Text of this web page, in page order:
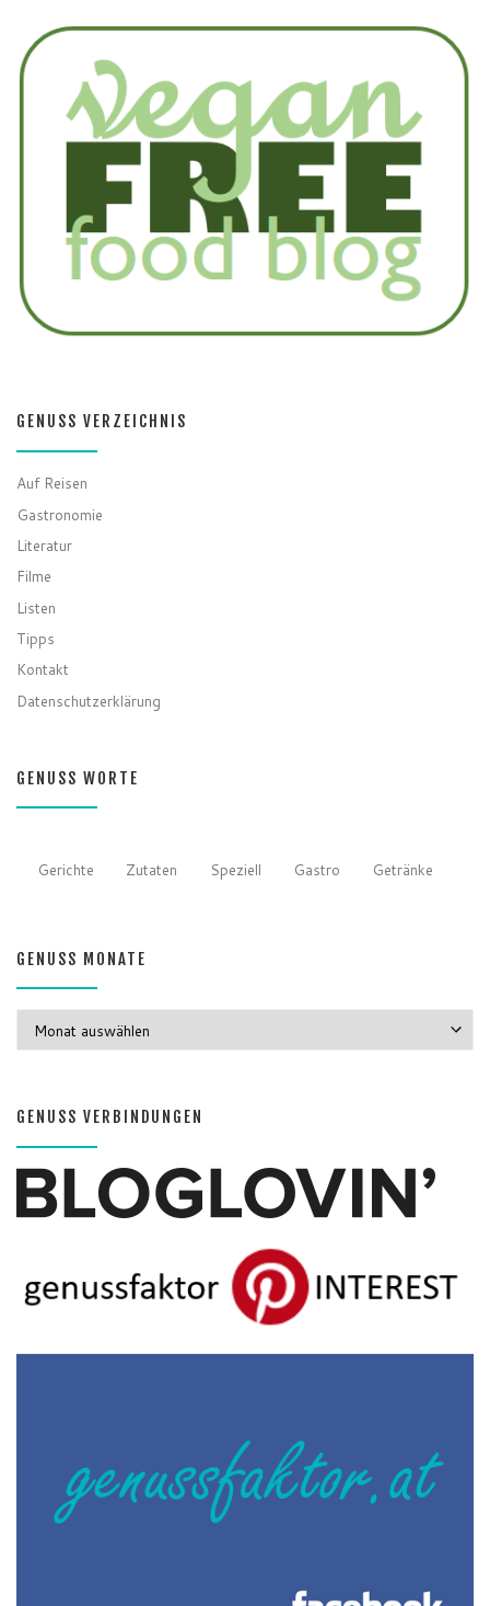
GENUSS VERZEICHNIS
Auf Reisen
Gastronomie
Literatur
Filme
Listen
Tipps
Kontakt
Datenschutzerklärung
GENUSS WORTE
Gerichte Zutaten Speziell Gastro Getränke
GENUSS MONATE
GENUSS VERBINDUNGEN